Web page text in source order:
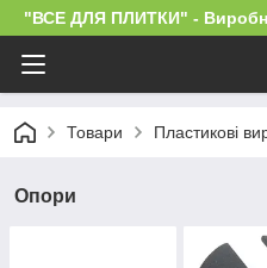
"ВСЕ ДЛЯ ПЛИТКИ" -
Товари Пластикові
Опори